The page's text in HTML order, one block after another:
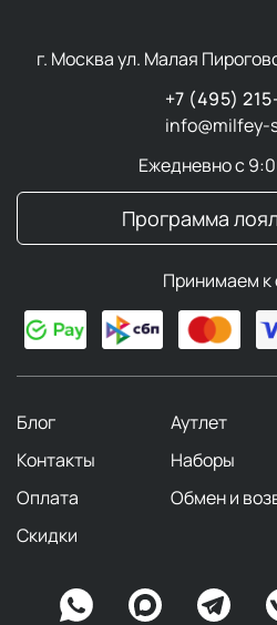
г. Москва ул. Малая
+7 (495)
info@milfey-
Ежедневно с
Программа
Принимаем к
Блог Аутлет
Контакты
Наборы
Оплата
Обмен и
Скидки